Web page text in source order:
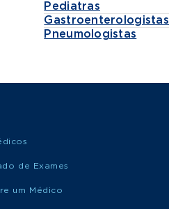
Pediatras
Gastroenterologistas
Pneumologistas
de Exames
um Médico